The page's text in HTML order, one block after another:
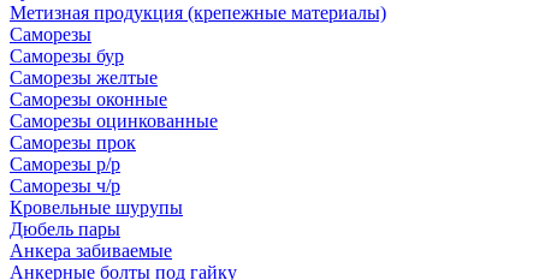
Метизная продукция (крепежные материалы)
Саморезы
Саморезы бур
Саморезы желтые
Саморезы оконные
Саморезы оцинкованные
Саморезы прок
Саморезы р/р
Саморезы ч/р
Кровельные шурупы
Дюбель пары
Анкера забиваемые
Анкерные болты под гайку